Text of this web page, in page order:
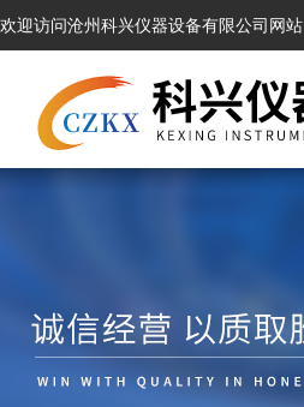
欢迎访问沧州科兴仪器设备有限公司网站